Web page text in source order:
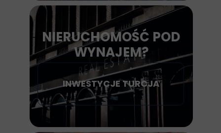
NIERUCHOMOŚĆ POD
WYNAJEM?
INWESTYCJE TURCJA